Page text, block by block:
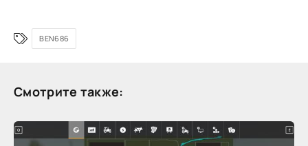
BEN686
Смотрите также: